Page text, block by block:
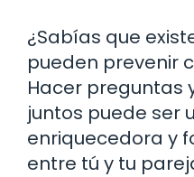
¿Sabías que
pueden prevenir
Hacer preguntas
juntos puede ser
enriquecedora y
entre tú y tu